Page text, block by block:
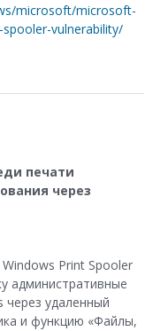
microsoft/microsoft-
vulnerability/
печати
через
Print Spooler
административные
через удаленный
и функцию «Файлы,